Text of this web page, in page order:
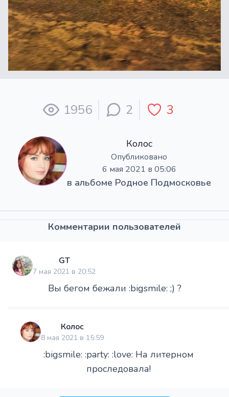
1956 2 3
Колос
Опубликовано
6 мая 2021 в 05:06
в альбоме Родное Подмосковье
Комментарии пользователей
GT
7 мая 2021 в 20:52
Вы бегом бежали :bigsmile: ;) ?
Колос
8 мая 2021 в 15:59
:bigsmile: :party: :love: На литерном
проследовала!